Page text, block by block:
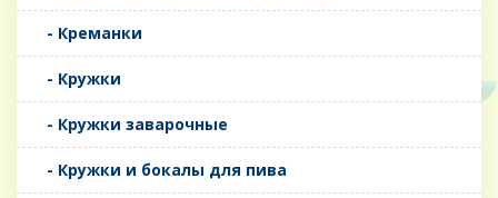
- Креманки
- Кружки
- Кружки заварочные
- Кружки и бокалы для пива